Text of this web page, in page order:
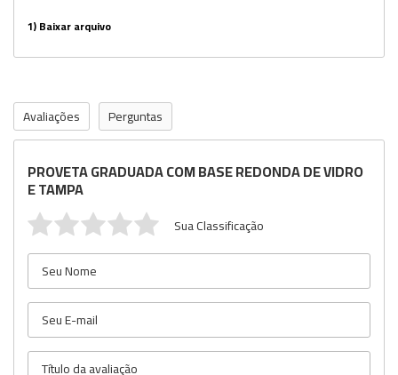
1)Baixar arquivo
Avaliações Perguntas
PROVETA GRADUADA COM BASE REDONDA DE VIDRO
E TAMPA
Sua Classificação